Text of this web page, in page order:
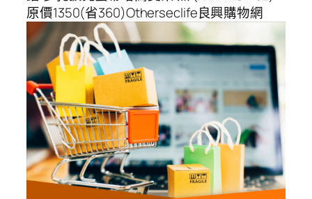
原價1350(省360)Otherseclife良興購物網